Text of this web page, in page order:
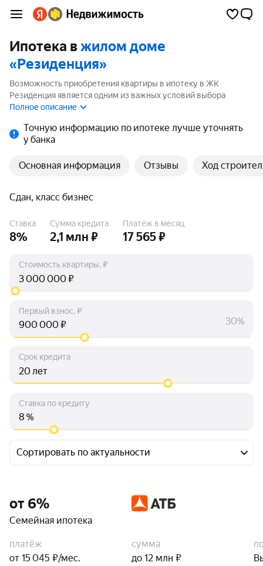
Ипотека вжилом доме
«Резиденция»
Возможность приобретения квартиры в ипотеку в ЖК
Резиденция является одним из важных условий выбора
квартиры. На странице мы собрали программы кредитования
Полное описание
Точную информацию по ипотеке лучше уточнять
у банка
Основная информация Отзывы Ход
Сдан, класс бизнес
Ставка
8%
Сумма кредита
2,1 млн ₽
Платёж в месяц
17 565 ₽
Стоимость квартиры, ₽
₽
Первый взнос, ₽
₽ 30%
Срок кредита
лет
Ставка по кредиту
%
Сортировать по актуальности
от 6%
Семейная ипотека
платёж
от 15 045 ₽/мес.
сумма
до 12 млн ₽